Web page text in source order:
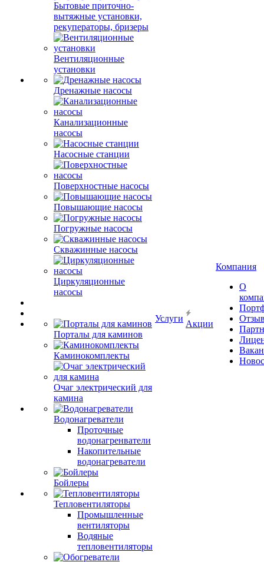
Бытовые приточно-
вытяжные установки,
рекуператоры, бризеры
Вентиляционные
установки
Дренажные насосы
Канализационные
насосы
Насосные станции
Поверхностные насосы
Повышающие насосы
Погружные насосы
Скважинные насосы
Циркуляционные
насосы
Порталы для каминов
Каминокомплекты
Очаг электрический для
камина
Водонагреватели
Проточные
водонагренватели
Накопительные
водонагреватели
Бойлеры
Тепловентиляторы
Промышленные
вентиляторы
Водяные
тепловентиляторы
Услуги
Акции
Компания
О